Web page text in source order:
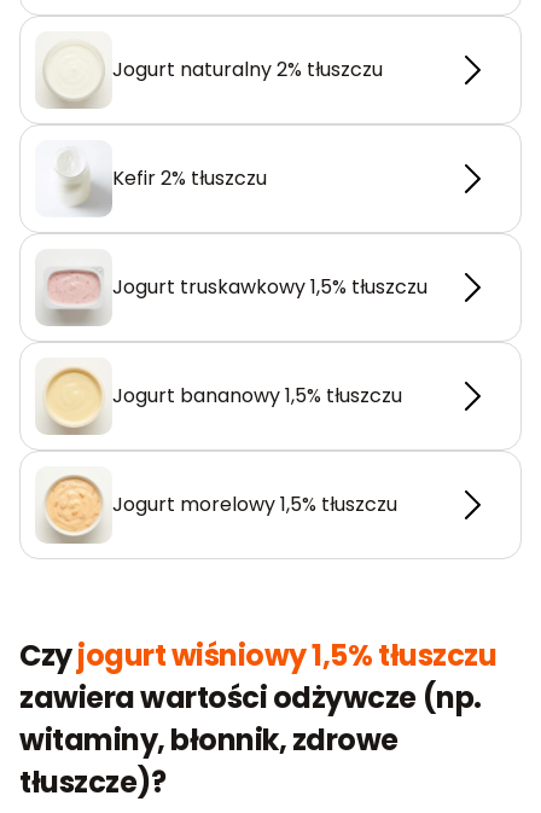
Jogurt naturalny 2% tłuszczu
Kefir 2% tłuszczu
Jogurt truskawkowy 1,5% tłuszczu
Jogurt bananowy 1,5% tłuszczu
Jogurt morelowy 1,5% tłuszczu
Czyjogurt wiśniowy 1,5% tłuszczu
zawiera wartości odżywcze (np.
witaminy, błonnik, zdrowe
tłuszcze)?